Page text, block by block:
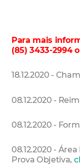
Para mais
(85) 3433-2994
18.12.2020 -
08.12.2020 -
08.12.2020 -
08.12.2020 -
Prova Objetiva,